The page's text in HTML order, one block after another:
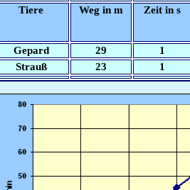
Tiere
Weg in m Zeit in s
Gepard
29 1
Strauß
23 1